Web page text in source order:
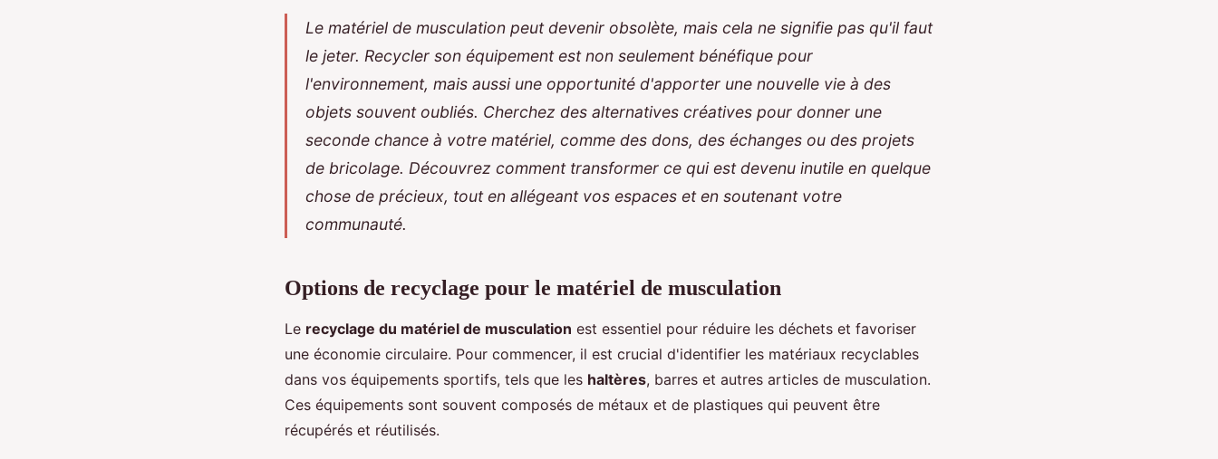
Le matériel de musculation peut devenir obsolète, mais cela ne signifie pas qu'il faut
le jeter. Recycler son équipement est non seulement bénéfique pour
l'environnement, mais aussi une opportunité d'apporter une nouvelle vie à des
objets souvent oubliés. Cherchez des alternatives créatives pour donner une
seconde chance à votre matériel, comme des dons, des échanges ou des projets
de bricolage. Découvrez comment transformer ce qui est devenu inutile en quelque
chose de précieux, tout en allégeant vos espaces et en soutenant votre
communauté.
Options de recyclage pour le matériel de musculation
Le recyclage du matériel de musculation est essentiel pour réduire les déchets et favoriser
une économie circulaire. Pour commencer, il est crucial d'identifier les matériaux recyclables
dans vos équipements sportifs, tels que les haltères, barres et autres articles de musculation.
Ces équipements sont souvent composés de métaux et de plastiques qui peuvent être
récupérés et réutilisés.